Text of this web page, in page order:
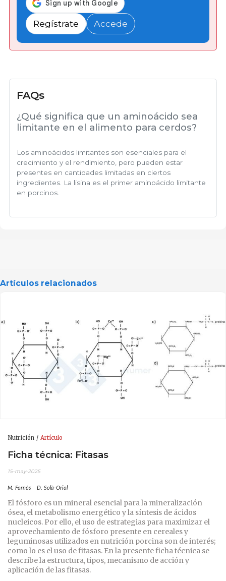
Regístrate Accede
FAQs
¿Qué significa que un aminoácido sea
limitante en el alimento para cerdos?
Los aminoácidos limitantes son esenciales para el
crecimiento y el rendimiento, pero pueden estar
presentes en cantidades limitadas en ciertos
ingredientes. La lisina es el primer aminoácido limitante
en porcinos.
Artículos relacionados
Nutrición Artículo
Ficha técnica: Fitasas
15-may-2025
M. Fornós D. Solà-Oriol
El fósforo es un mineral esencial para la mineralización
ósea, el metabolismo energético y la síntesis de ácidos
nucleicos. Por ello, el uso de estrategias para maximizar el
aprovechamiento de fósforo presente en cereales y
leguminosas utilizados en nutrición porcina son de interés;
como lo es el uso de fitasas. En la presente ficha técnica se
describe la estructura, tipos, mecanismo de acción y
aplicación de las fitasas.